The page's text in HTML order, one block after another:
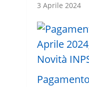
3 Aprile 2024